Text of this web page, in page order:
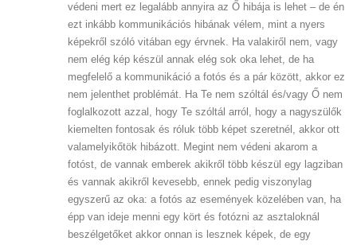
védeni mert ez legalább annyira az Ő hibája is lehet – de én
ezt inkább kommunikációs hibának vélem, mint a nyers
képekről szóló vitában egy érvnek. Ha valakiről nem, vagy
nem elég kép készül annak elég sok oka lehet, de ha
megfelelő a kommunikáció a fotós és a pár között, akkor ez
nem jelenthet problémát. Ha Te nem szóltál és/vagy Ő nem
foglalkozott azzal, hogy Te szóltál arról, hogy a nagyszülők
kiemelten fontosak és róluk több képet szeretnél, akkor ott
valamelyikőtök hibázott. Megint nem védeni akarom a
fotóst, de vannak emberek akikről több készül egy lagziban
és vannak akikről kevesebb, ennek pedig viszonylag
egyszerű az oka: a fotós az események közelében van, ha
épp van ideje menni egy kört és fotózni az asztaloknál
beszélgetőket akkor onnan is lesznek képek, de egy